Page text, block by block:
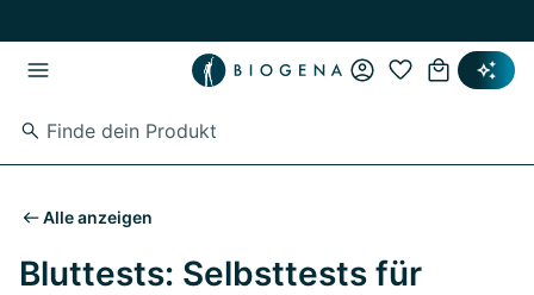
Alle anzeigen
Bluttests: Selbsttests für